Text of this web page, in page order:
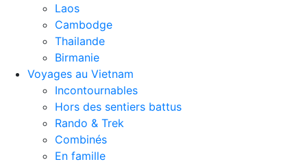
Laos
Cambodge
Thailande
Birmanie
Voyages au Vietnam
Incontournables
Hors des sentiers battus
Rando & Trek
Combinés
En famille